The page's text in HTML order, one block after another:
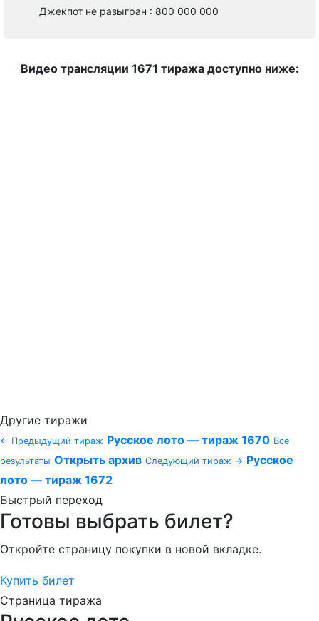
Джекпот не разыгран : 800 000 000
Видео трансляции 1671 тиража доступно ниже:
Другие тиражи
← Предыдущий тираж Русское лото — тираж 1670 Все
результаты Открыть архив Следующий тираж → Русское
лото — тираж 1672
Быстрый переход
Готовы выбрать билет?
Откройте страницу покупки в новой вкладке.
Купить билет
Страница тиража